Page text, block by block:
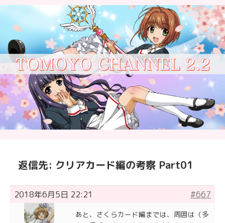
返信先: クリアカード編の考察 Part01
2018年6月5日 22:21 #667
あと、さくらカード編までは、周囲は（多